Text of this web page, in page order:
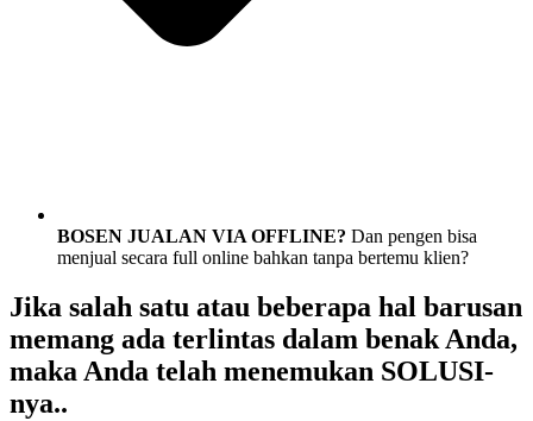
BOSEN JUALAN VIA OFFLINE? Dan pengen bisa
menjual secara full online bahkan tanpa bertemu klien?
Jika salah satu atau beberapa hal barusan
memang ada terlintas dalam benak Anda,
maka Anda telah menemukan SOLUSI-
nya..